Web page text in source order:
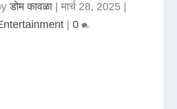
डोम कावळा|मार्च 28, 2025
0